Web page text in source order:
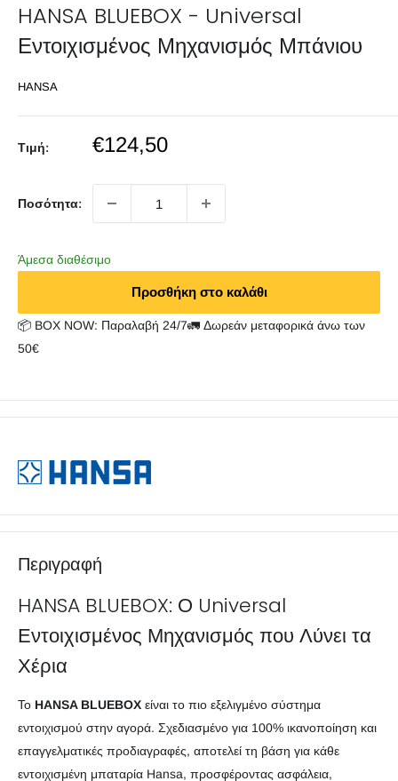
HANSA BLUEBOX - Universal
Εντοιχισμένος Μηχανισμός Μπάνιου
HANSA
Τιμή:
Sale
€124,50
Ποσότητα:
Άμεσα διαθέσιμο
Προσθήκη στο καλάθι
📦 BOX NOW: Παραλαβή 24/7🚛 Δωρεάν μεταφορικά άνω των
50€
Περιγραφή
HANSA BLUEBOX: Ο Universal
Εντοιχισμένος Μηχανισμός που Λύνει τα
Χέρια
Το HANSA BLUEBOX είναι το πιο εξελιγμένο σύστημα
εντοιχισμού στην αγορά. Σχεδιασμένο για 100% ικανοποίηση και
επαγγελματικές προδιαγραφές, αποτελεί τη βάση για κάθε
εντοιχισμένη μπαταρία Hansa, προσφέροντας ασφάλεια,